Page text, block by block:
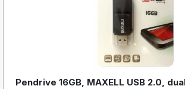
Pendrive 16GB, MAXELL USB 2.0,